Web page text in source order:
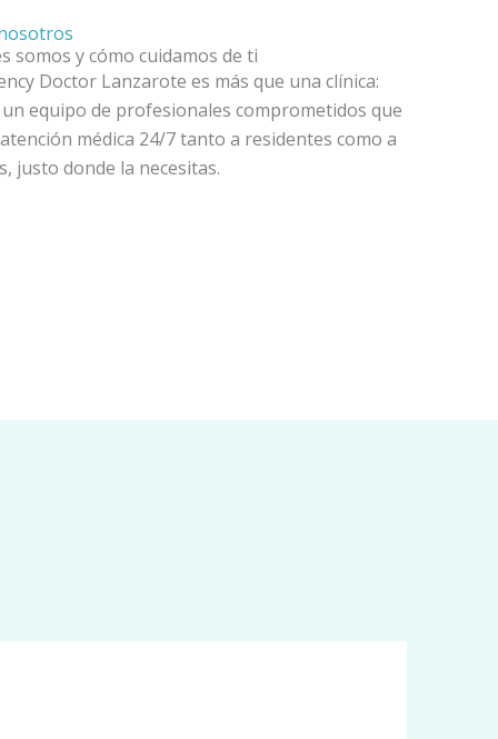
somos y cómo cuidamos de ti
Doctor Lanzarote es más que una clínica:
equipo de profesionales comprometidos que
médica 24/7 tanto a residentes como a
justo donde la necesitas.